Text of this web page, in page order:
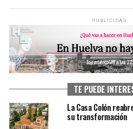
PUBLICIDAD
TE PUEDE
La Casa Colón
su transformación